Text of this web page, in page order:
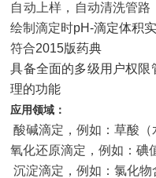
自动上样，自动清洗管路
绘制滴定时pH-滴定体积实
符合2015版药典
具备全面的多级用户权限
理的功能
应用领域：
酸碱滴定，例如：草酸
氧化还原滴定，例如：碘值
沉淀滴定，例如：氯化